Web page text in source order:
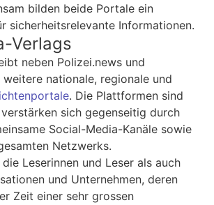
bilden beide Portale ein
sicherheitsrelevante Informationen.
Verlags
neben Polizei.news und
nationale, regionale und
. Die Plattformen sind
sich gegenseitig durch
Social-Media-Kanäle sowie
Netzwerks.
Leserinnen und Leser als auch
und Unternehmen, deren
Zeit einer sehr grossen